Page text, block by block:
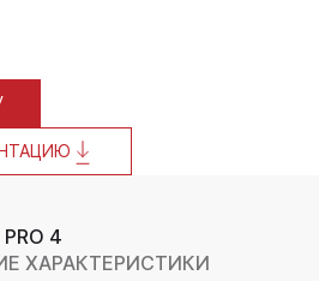
4
ХАРАКТЕРИСТИКИ